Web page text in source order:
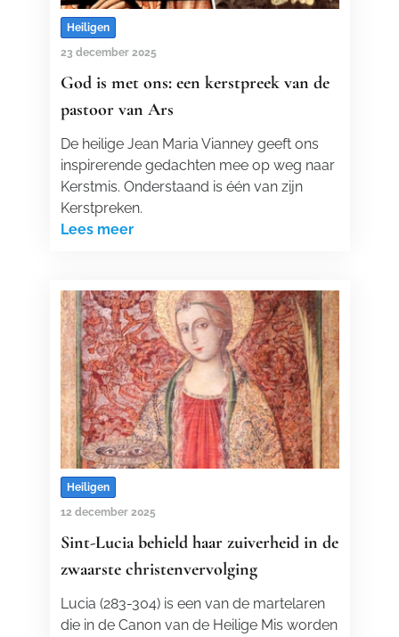
Heiligen
23 december 2025
God is met ons: een kerstpreek van de
pastoor van Ars
De heilige Jean Maria Vianney geeft ons
inspirerende gedachten mee op weg naar
Kerstmis. Onderstaand is één van zijn
Kerstpreken.
Lees meer
Heiligen
12 december 2025
Sint-Lucia behield haar zuiverheid in de
zwaarste christenvervolging
Lucia (283-304) is een van de martelaren
die in de Canon van de Heilige Mis worden